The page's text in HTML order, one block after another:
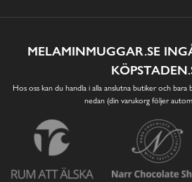
MELAMINMUGGAR.SE
Hos oss kan du handla i alla anslutna butiker och bara
nedan (din varukorg följer